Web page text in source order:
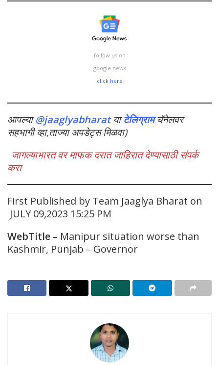
follow us on
google news
click here
आपल्या@jaaglyabharat याटेलिग्राम चॅनेलवर
सहभागी व्हा,ताज्या अपडेट्स मिळवा)
जागल्याभारत वर माफक दरात जाहिरात देण्यासाठी संपर्क
करा
First Published by Team Jaaglya Bharat on
JULY 09,2023 15:25 PM
WebTitle – Manipur situation worse than
Kashmir, Punjab – Governor